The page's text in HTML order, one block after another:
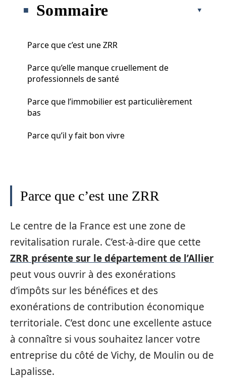
Sommaire
Parce que c’est une ZRR
Parce qu’elle manque cruellement de
professionnels de santé
Parce que l’immobilier est particulièrement
bas
Parce qu’il y fait bon vivre
Parce que c’est une ZRR
Le centre de la France est une zone de
revitalisation rurale. C’est-à-dire que cette
ZRR présente sur le département de l’Allier
peut vous ouvrir à des exonérations
d’impôts sur les bénéfices et des
exonérations de contribution économique
territoriale. C’est donc une excellente astuce
à connaître si vous souhaitez lancer votre
entreprise du côté de Vichy, de Moulin ou de
Lapalisse.